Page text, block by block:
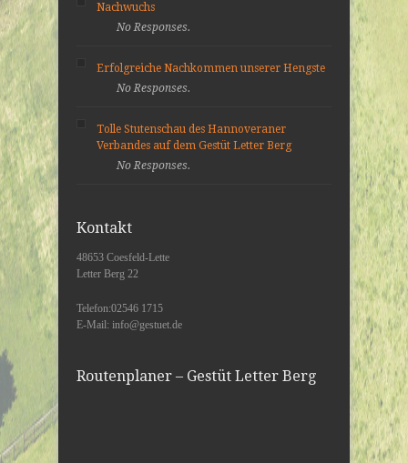
Nachwuchs
No Responses.
Erfolgreiche Nachkommen unserer Hengste
No Responses.
Tolle Stutenschau des Hannoveraner
Verbandes auf dem Gestüt Letter Berg
No Responses.
Kontakt
48653 Coesfeld-Lette
Letter Berg 22
Telefon:02546 1715
E-Mail: info@gestuet.de
Routenplaner – Gestüt Letter Berg